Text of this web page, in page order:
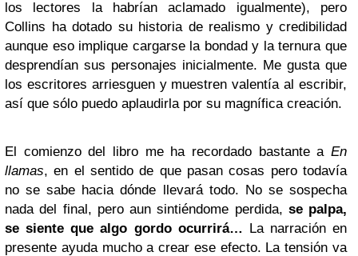
los lectores la habrían aclamado igualmente), pero
Collins ha dotado su historia de realismo y credibilidad
aunque eso implique cargarse la bondad y la ternura que
desprendían sus personajes inicialmente. Me gusta que
los escritores arriesguen y muestren valentía al escribir,
así que sólo puedo aplaudirla por su magnífica creación.
El comienzo del libro me ha recordado bastante a En
llamas, en el sentido de que pasan cosas pero todavía
no se sabe hacia dónde llevará todo. No se sospecha
nada del final, pero aun sintiéndome perdida, se palpa,
se siente que algo gordo ocurrirá… La narración en
presente ayuda mucho a crear ese efecto. La tensión va